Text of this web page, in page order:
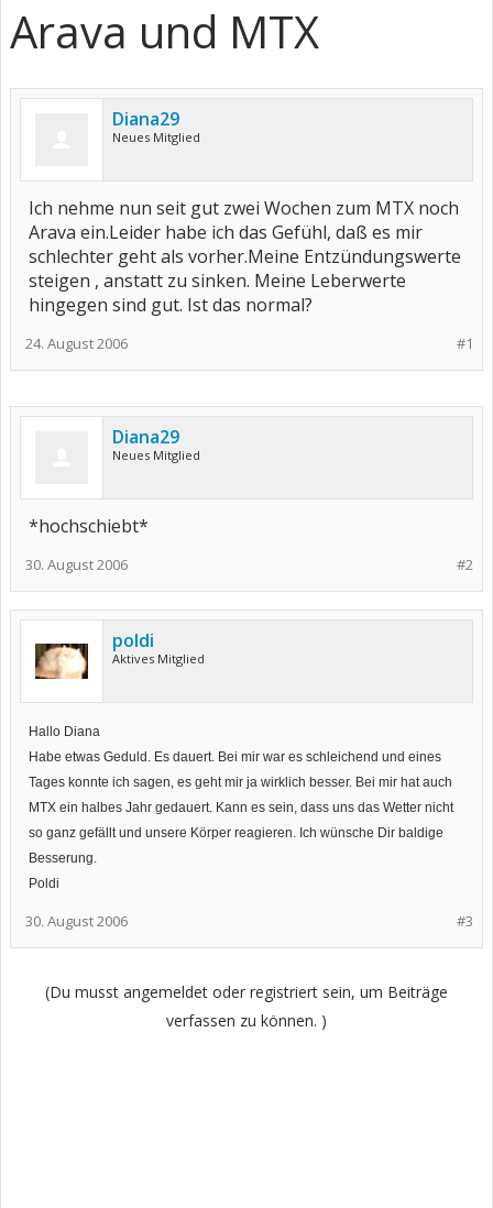
Arava und MTX
Diana29
Neues Mitglied
Ich nehme nun seit gut zwei Wochen zum MTX noch
Arava ein.Leider habe ich das Gefühl, daß es mir
schlechter geht als vorher.Meine Entzündungswerte
steigen , anstatt zu sinken. Meine Leberwerte
hingegen sind gut. Ist das normal?
#1
24. August 2006
Diana29
Neues Mitglied
*hochschiebt*
#2
30. August 2006
poldi
Aktives Mitglied
Hallo Diana
Habe etwas Geduld. Es dauert. Bei mir war es schleichend und eines
Tages konnte ich sagen, es geht mir ja wirklich besser. Bei mir hat auch
MTX ein halbes Jahr gedauert. Kann es sein, dass uns das Wetter nicht
so ganz gefällt und unsere Körper reagieren. Ich wünsche Dir baldige
Besserung.
Poldi
#3
30. August 2006
(Du musst angemeldet oder registriert sein, um Beiträge
verfassen zu können. )